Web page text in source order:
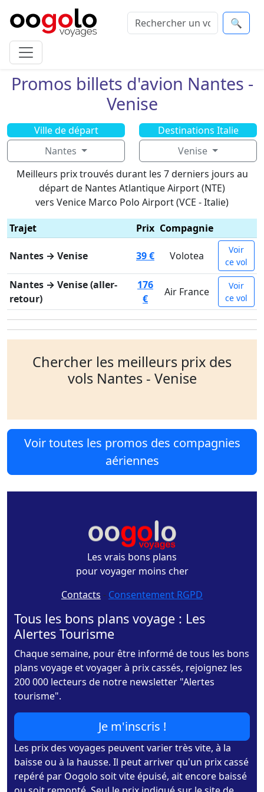
🔍
Promos billets d'avion Nantes -
Venise
Ville de départ
Nantes
Destinations Italie
Venise
Meilleurs prix trouvés durant les 7 derniers jours au
départ de Nantes Atlantique Airport (NTE)
vers Venice Marco Polo Airport (VCE - Italie)
Trajet
Prix Compagnie
Nantes → Venise 39 € Volotea
Voir
ce vol
Nantes → Venise (aller-
retour)
176
€
Air France
Voir
ce vol
Chercher les meilleurs prix des
vols Nantes - Venise
Voir toutes les promos des compagnies
aériennes
Les vrais bons plans
pour voyager moins cher
Contacts - Consentement RGPD
Tous les bons plans voyage : Les
Alertes Tourisme
Chaque semaine, pour être informé de tous les bons
plans voyage et voyager à prix cassés, rejoignez les
200 000 lecteurs de notre newsletter "Alertes
tourisme".
Je m'inscris !
Les prix des voyages peuvent varier très vite, à la
baisse ou à la hausse. Il peut arriver qu'un prix cassé
repéré par Oogolo soit vite épuisé, ait encore baissé